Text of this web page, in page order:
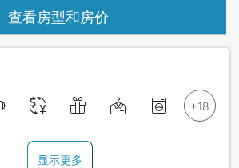
查看房型和房价
显示更多